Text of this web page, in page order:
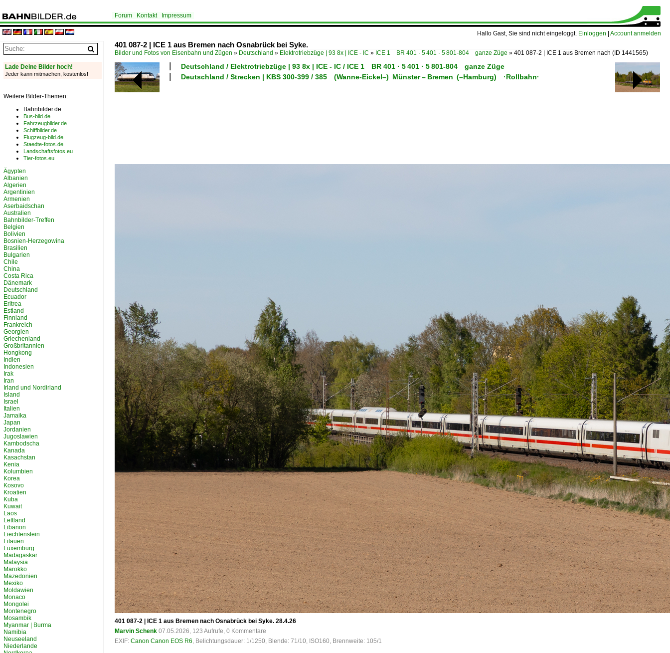
Hallo Gast, Sie sind nicht eingeloggt. Einloggen Account anmelden
Forum Kontakt Impressum
401 087-2 | ICE 1 aus Bremen nach Osnabrück bei Syke.
Bilder und Fotos von Eisenbahn und Zügen » Deutschland » Elektrotriebzüge | 93 8x | ICE - IC » ICE 1 BR 401 · 5 401 · 5 801-804 ganze Züge » 401 087-2 | ICE 1 aus Bremen nach (ID 1441565)
Deutschland / Elektrotriebzüge | 93 8x | ICE - IC / ICE 1 BR 401 · 5 401 · 5 801-804 ganze Züge
Deutschland / Strecken | KBS 300-399 / 385 (Wanne-Eickel–) Münster – Bremen (–Hamburg) ·Rollbahn·
401 087-2 | ICE 1 aus Bremen nach Osnabrück bei Syke. 28.4.26
Marvin Schenk 07.05.2026, 123 Aufrufe, 0 Kommentare
EXIF: Canon Canon EOS R6, Belichtungsdauer: 1/1250, Blende: 71/10, ISO160, Brennweite: 105/1
Lade Deine Bilder hoch!
Jeder kann mitmachen, kostenlos!
Weitere Bilder-Themen:
Bahnbilder.de
Bus-bild.de
Fahrzeugbilder.de
Schiffbilder.de
Flugzeug-bild.de
Staedte-fotos.de
Landschaftsfotos.eu
Tier-fotos.eu
Ägypten
Albanien
Algerien
Argentinien
Armenien
Aserbaidschan
Australien
Bahnbilder-Treffen
Belgien
Bolivien
Bosnien-Herzegowina
Brasilien
Bulgarien
Chile
China
Costa Rica
Dänemark
Deutschland
Ecuador
Eritrea
Estland
Finnland
Frankreich
Georgien
Griechenland
Großbritannien
Hongkong
Indien
Indonesien
Irak
Iran
Irland und Nordirland
Island
Israel
Italien
Jamaika
Japan
Jordanien
Jugoslawien
Kambodscha
Kanada
Kasachstan
Kenia
Kolumbien
Korea
Kosovo
Kroatien
Kuba
Kuwait
Laos
Lettland
Libanon
Liechtenstein
Litauen
Luxemburg
Madagaskar
Malaysia
Marokko
Mazedonien
Mexiko
Moldawien
Monaco
Mongolei
Montenegro
Mosambik
Myanmar | Burma
Namibia
Neuseeland
Niederlande